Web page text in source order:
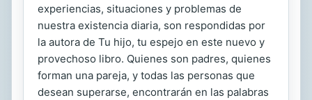
experiencias, situaciones y problemas de
nuestra existencia diaria, son respondidas por
la autora de Tu hijo, tu espejo en este nuevo y
provechoso libro. Quienes son padres, quienes
forman una pareja, y todas las personas que
desean superarse, encontrarán en las palabras